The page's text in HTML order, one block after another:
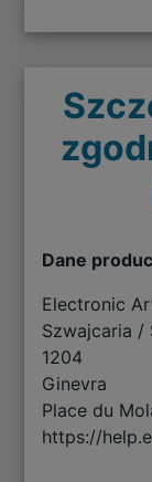
Dane
Electronic
Szwajcaria /
1204
Ginevra
Place du
https://